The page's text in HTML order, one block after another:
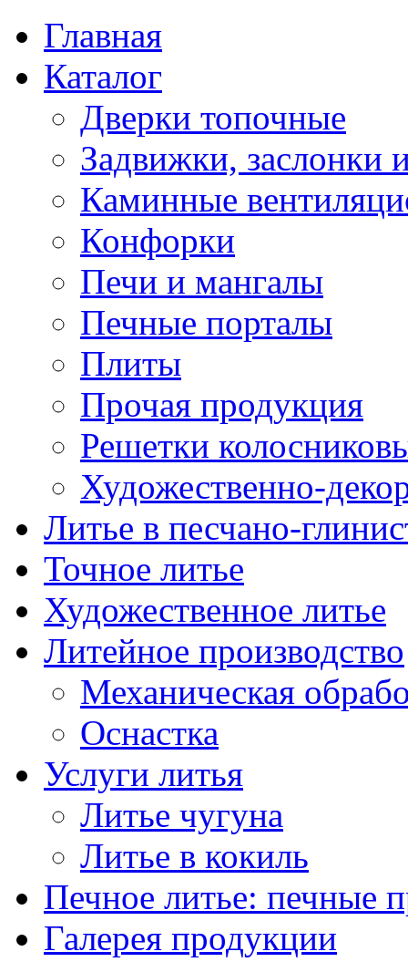
Главная
Каталог
Дверки топочные
Задвижки, заслонки
Каминные
Конфорки
Печи и мангалы
Печные порталы
Плиты
Прочая продукция
Решетки
Художественно-
Литье в песчано-
Точное литье
Художественное литье
Литейное производство
Механическая
Оснастка
Услуги литья
Литье чугуна
Литье в кокиль
Печное литье: печные
Галерея продукции